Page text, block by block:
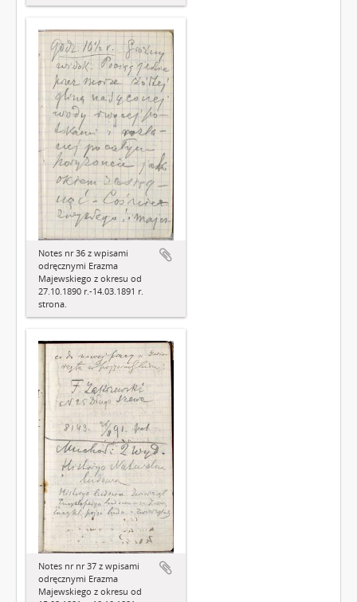
Notes nr 36 z wpisami
odręcznymi Erazma
Majewskiego z okresu od
27.10.1890 r.-14.03.1891 r.
strona.
Notes nr nr 37 z wpisami
odręcznymi Erazma
Majewskiego z okresu od